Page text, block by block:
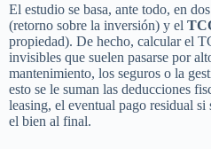
El estudio se basa, ante todo, en
(retorno sobre la inversión) y el
propiedad). De hecho, calcular el
invisibles que suelen pasarse por
mantenimiento, los seguros o la
esto se le suman las deducciones
leasing, el eventual pago residual si
el bien al final.